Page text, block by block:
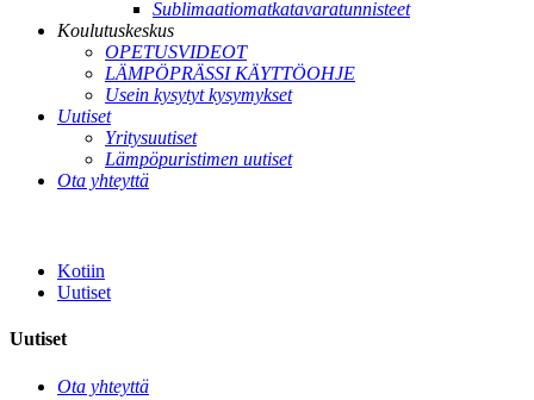
Sublimaatiomatkatavaratunnisteet
Koulutuskeskus
OPETUSVIDEOT
LÄMPÖPRÄSSI KÄYTTÖOHJE
Usein kysytyt kysymykset
Uutiset
Yritysuutiset
Lämpöpuristimen uutiset
Ota yhteyttä
Kotiin
Uutiset
Uutiset
Ota yhteyttä